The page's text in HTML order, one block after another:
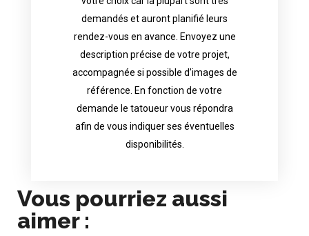
demandés et auront planifié leurs
rendez-vous en avance. Envoyez une
description précise de votre projet,
accompagnée si possible d’images de
référence. En fonction de votre
demande le tatoueur vous répondra
afin de vous indiquer ses éventuelles
disponibilités.
Contact directly the artist of your
choice because most are in great
appointments in advance. Send an
accurate description of your project, if
possible attached with reference
images. Depending your request, the
tattoo artist will answer to tell you his
Vous pourriez aussi
aimer :